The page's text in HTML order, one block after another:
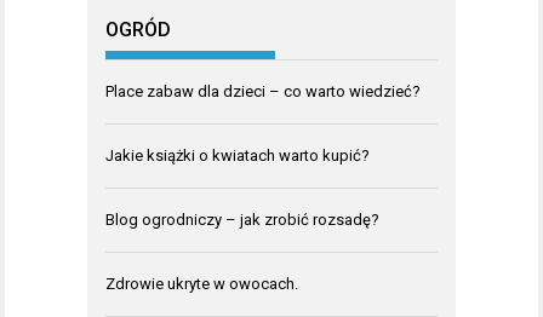
OGRÓD
Place zabaw dla dzieci – co warto wiedzieć?
Jakie książki o kwiatach warto kupić?
Blog ogrodniczy – jak zrobić rozsadę?
Zdrowie ukryte w owocach.